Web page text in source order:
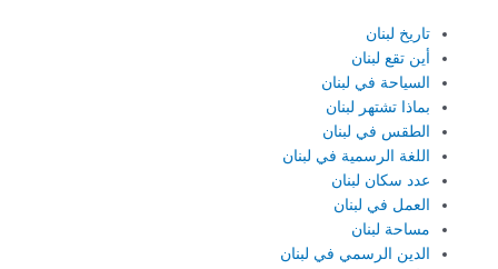
تاريخ لبنان
أين تقع لبنان
السياحة في لبنان
بماذا تشتهر لبنان
الطقس في لبنان
اللغة الرسمية في لبنان
عدد سكان لبنان
العمل في لبنان
مساحة لبنان
الدين الرسمي في لبنان